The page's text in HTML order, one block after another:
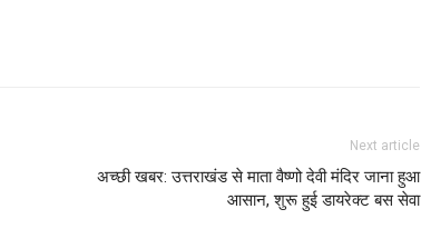
Next article
अच्छी खबर: उत्तराखंड से माता वैष्णो देवी मंदिर जाना हुआ
आसान, शुरू हुई डायरेक्ट बस सेवा